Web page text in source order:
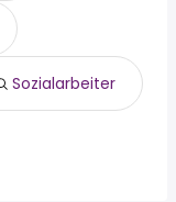
Sozialarbeiter